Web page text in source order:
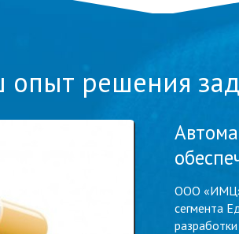
решения
ООО «ИМЦ»
сегмента